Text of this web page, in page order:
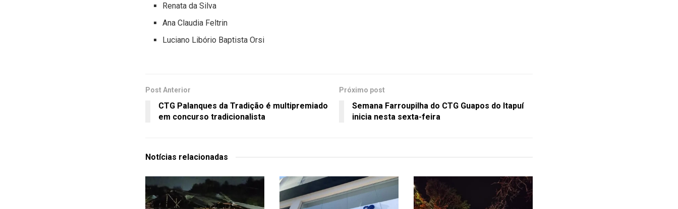
Renata da Silva
Ana Claudia Feltrin
Luciano Libório Baptista Orsi
Post Anterior
CTG Palanques da Tradição é multipremiado
em concurso tradicionalista
Próximo post
Semana Farroupilha do CTG Guapos do Itapuí
inicia nesta sexta-feira
Notícias relacionadas